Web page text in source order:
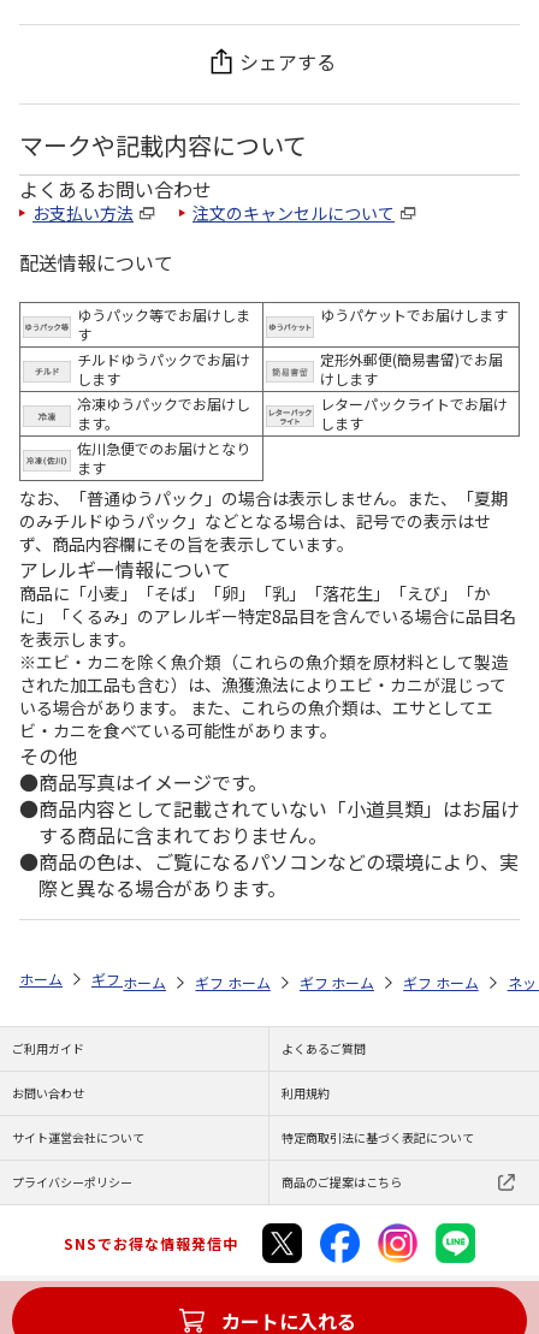
シェアする
マークや記載内容について
よくあるお問い合わせ
お支払い方法 注文のキャンセルについて
配送情報について
ゆうパック等でお届けしま
す
ゆうパケットでお届けします
チルドゆうパックでお届け
します
定形外郵便(簡易書留)でお届
けします
冷凍ゆうパックでお届けし
ます。
レターパックライトでお届け
します
佐川急便でのお届けとなり
ます
なお、「普通ゆうパック」の場合は表示しません。また、「夏期
のみチルドゆうパック」などとなる場合は、記号での表示はせ
ず、商品内容欄にその旨を表示しています。
アレルギー情報について
商品に「小麦」「そば」「卵」「乳」「落花生」「えび」「か
に」「くるみ」のアレルギー特定8品目を含んでいる場合に品目名
を表示します。
※エビ・カニを除く魚介類（これらの魚介類を原材料として製造
された加工品も含む）は、漁獲漁法によりエビ・カニが混じって
いる場合があります。 また、これらの魚介類は、エサとしてエ
ビ・カニを食べている可能性があります。
その他
商品写真はイメージです。
商品内容として記載されていない「小道具類」はお届け
する商品に含まれておりません。
商品の色は、ご覧になるパソコンなどの環境により、実
際と異なる場合があります。
カートに入れる
ホーム ギフト通販 内祝い・お返し 結婚内祝い 選べるギフト 月
ホーム ギフト通販 内祝い・お返し 結婚内祝い
ホーム ギフト通販 内祝い・お返し
ホーム ギフト通販 内
ホーム ネ
ご利用ガイド よくあるご質問
お問い合わせ 利用規約
サイト運営会社について 特定商取引法に基づく表記について
プライバシーポリシー 商品のご提案はこちら
SNSでお得な情報発信中